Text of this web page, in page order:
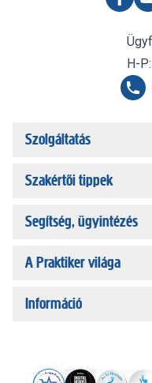
H-
Szolgáltatás
Szakértői tippek
Segítség, ügyintézés
A Praktiker világa
Információ